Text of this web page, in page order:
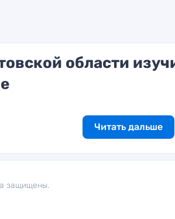
области
Читать дальше
защищены.